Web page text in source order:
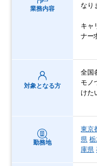
業務内容
なり
キャ
ナー
対象となる方
全国
モノ
けた
勤務地
東京
県
庫県